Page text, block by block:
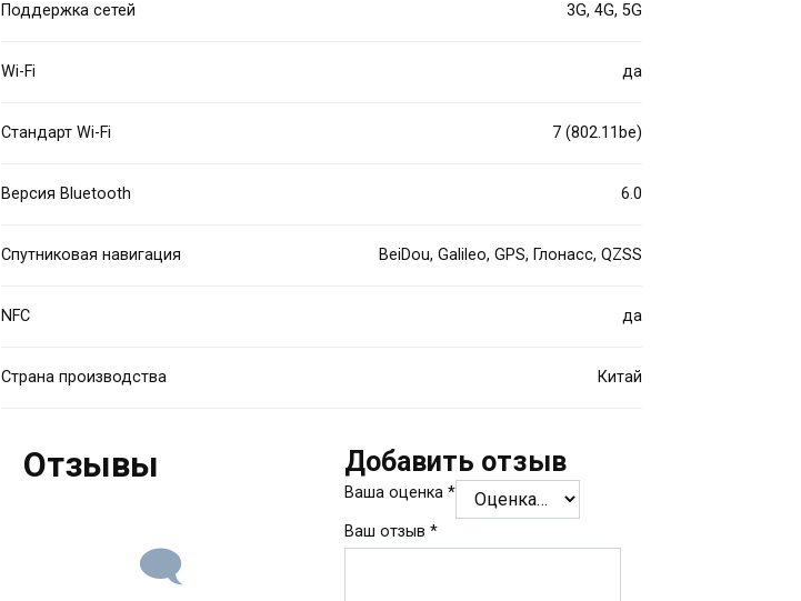
Поддержка сетей 3G, 4G, 5G
Wi-Fi да
Стандарт Wi-Fi 7 (802.11be)
Версия Bluetooth 6.0
Спутниковая навигация BeiDou, Galileo, GPS, Глонасс, QZSS
NFC да
Страна производства Китай
Отзывы Добавить отзыв
Ваша оценка*
Ваш отзыв*